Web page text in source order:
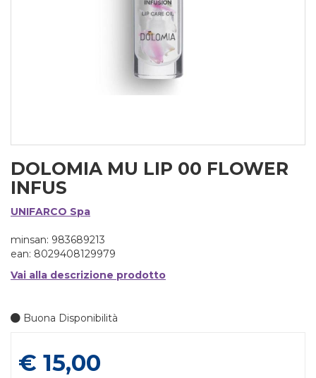
DOLOMIA MU LIP 00 FLOWER
INFUS
UNIFARCO Spa
minsan: 983689213
ean: 8029408129979
Vai alla descrizione prodotto
Buona Disponibilità
Prezzo
€ 15,00